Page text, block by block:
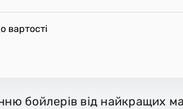
вартості
бойлерів від найкращих